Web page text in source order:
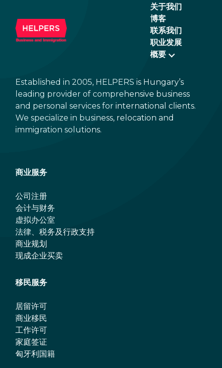
关于我们
博客
联系我们
职业发展
概要
Established in 2005, HELPERS is Hungary’s
leading provider of comprehensive business
and personal services for international clients.
We specialize in business, relocation and
immigration solutions.
商业服务
公司注册
会计与财务
虚拟办公室
法律、税务及行政支持
商业规划
现成企业买卖
移民服务
居留许可
商业移民
工作许可
家庭签证
匈牙利国籍